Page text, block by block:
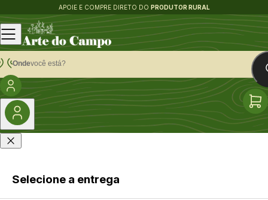
APOIE E COMPRE DIRETO DO PRODUTOR RURAL
Ondevocê está?
Selecione a entrega